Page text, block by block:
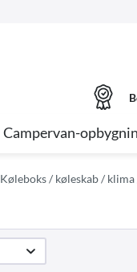
Campervan-
Køleboks / køleskab /